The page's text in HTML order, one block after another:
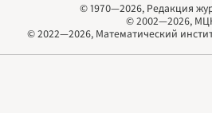
© 1970—2026, Редакция
© 2002—2026,
© 2022—2026, Математический
© 1970—2026, Редакция
© 2002—2026,
© 2022—2026, Математический